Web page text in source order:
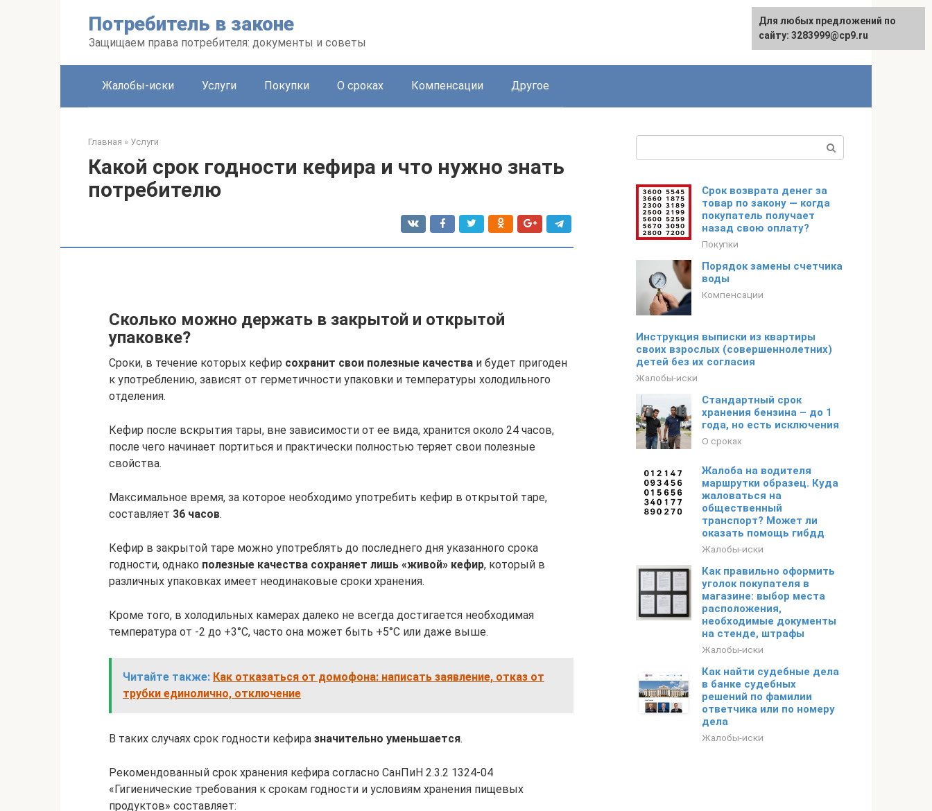
Потребитель в законе
Защищаем права потребителя: документы и советы
Жалобы-иски Услуги Покупки О сроках Компенсации Другое
Главная » Услуги
Какой срок годности кефира и что нужно знать
потребителю
Сколько можно держать в закрытой и открытой
упаковке?
Сроки, в течение которых кефир сохранит свои полезные качества и будет пригоден
к употреблению, зависят от герметичности упаковки и температуры холодильного
отделения.
Кефир после вскрытия тары, вне зависимости от ее вида, хранится около 24 часов,
после чего начинает портиться и практически полностью теряет свои полезные
свойства.
Максимальное время, за которое необходимо употребить кефир в открытой таре,
составляет 36 часов.
Кефир в закрытой таре можно употреблять до последнего дня указанного срока
годности, однако полезные качества сохраняет лишь «живой» кефир, который в
различных упаковках имеет неодинаковые сроки хранения.
Кроме того, в холодильных камерах далеко не всегда достигается необходимая
температура от -2 до +3°С, часто она может быть +5°С или даже выше.
Читайте также: Как отказаться от домофона: написать заявление, отказ от
трубки единолично, отключение
В таких случаях срок годности кефира значительно уменьшается.
Рекомендованный срок хранения кефира согласно СанПиН 2.3.2 1324-04
«Гигиенические требования к срокам годности и условиям хранения пищевых
продуктов» составляет:
Срок возврата денег за
товар по закону — когда
покупатель получает
назад свою оплату?
Покупки
Порядок замены счетчика
воды
Компенсации
Инструкция выписки из квартиры
своих взрослых (совершеннолетних)
детей без их согласия
Жалобы-иски
Стандартный срок
хранения бензина – до 1
года, но есть исключения
О сроках
Жалоба на водителя
маршрутки образец. Куда
жаловаться на
общественный
транспорт? Может ли
оказать помощь гибдд
Жалобы-иски
Как правильно оформить
уголок покупателя в
магазине: выбор места
расположения,
необходимые документы
на стенде, штрафы
Жалобы-иски
Как найти судебные дела
в банке судебных
решений по фамилии
ответчика или по номеру
дела
Жалобы-иски
Для любых предложений по
сайту: 3283999@cp9.ru